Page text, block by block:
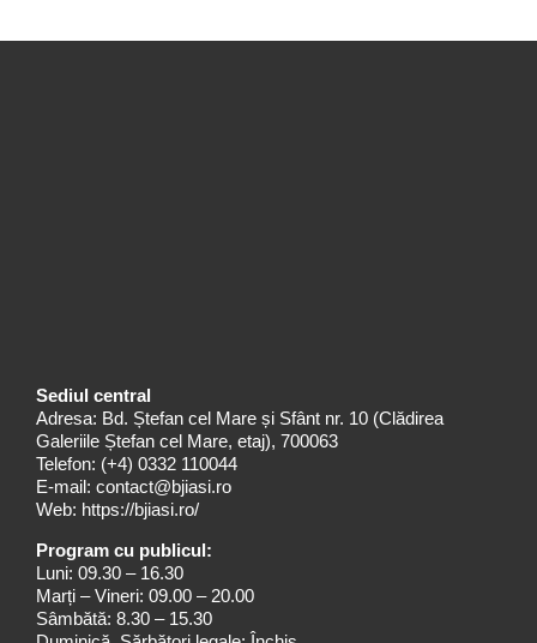
Sediul central
Adresa: Bd. Ștefan cel Mare și Sfânt nr. 10 (Clădirea
Galeriile Ștefan cel Mare, etaj), 700063
Telefon: (+4) 0332 110044
E-mail: contact@bjiasi.ro
Web: https://bjiasi.ro/
Program cu publicul:
Luni: 09.30 – 16.30
Marți – Vineri: 09.00 – 20.00
Sâmbătă: 8.30 – 15.30